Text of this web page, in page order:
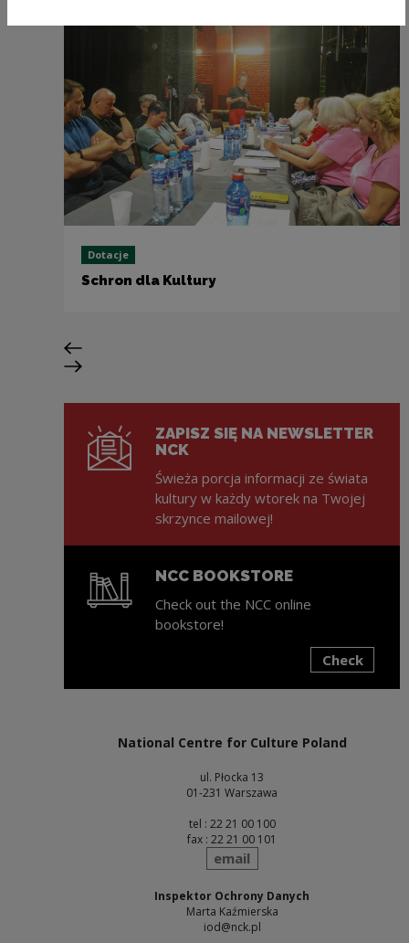
Dotacje
Schron dla Kultury
Previous slide
Next slide
ZAPISZ SIĘ NA NEWSLETTER
NCK
Świeża porcja informacji ze świata
kultury w każdy wtorek na Twojej
skrzynce mailowej!
NCC BOOKSTORE
Check out the NCC online
bookstore!
Check
National Centre for Culture Poland
ul. Płocka 13
01-231 Warszawa
tel : 22 21 00 100
fax : 22 21 00 101
send
email
Inspektor Ochrony Danych
Marta Kaźmierska
iod@nck.pl